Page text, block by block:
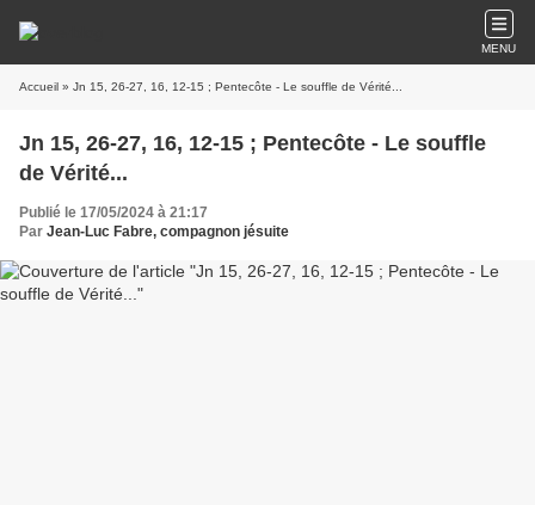
MENU
Accueil » Jn 15, 26-27, 16, 12-15 ; Pentecôte - Le souffle de Vérité...
Jn 15, 26-27, 16, 12-15 ; Pentecôte - Le souffle
de Vérité...
Publié le 17/05/2024 à 21:17
Par Jean-Luc Fabre, compagnon jésuite